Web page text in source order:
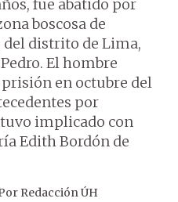
fue abatido por
boscosa de
del distrito de Lima,
El hombre
en octubre del
por
implicado con
Edith Bordón de
Redacción ÚH